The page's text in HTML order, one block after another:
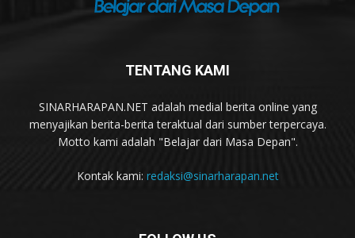
TENTANG KAMI
SINARHARAPAN.NET adalah medial berita online yang
menyajikan berita-berita teraktual dari sumber terpercaya.
Motto kami adalah "Belajar dari Masa Depan".
Kontak kami: redaksi@sinarharapan.net